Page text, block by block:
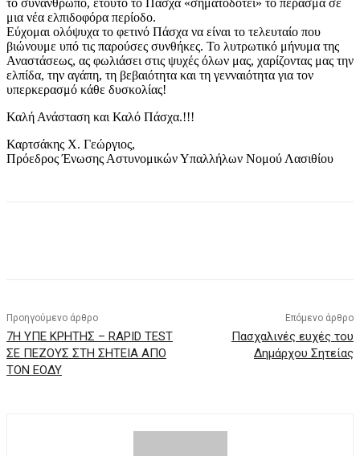
το συνάνθρωπο, ετούτο το Πάσχα «σηματοδοτεί» το πέρασμα σε
μια νέα ελπιδοφόρα περίοδο.
Εύχομαι ολόψυχα το φετινό Πάσχα να είναι το τελευταίο που
βιώνουμε υπό τις παρούσες συνθήκες. Το λυτρωτικό μήνυμα της
Αναστάσεως, ας φωλιάσει στις ψυχές όλων μας, χαρίζοντας μας την
ελπίδα, την αγάπη, τη βεβαιότητα και τη γενναιότητα για τον
υπερκερασμό κάθε δυσκολίας!
Καλή Ανάσταση και Καλό Πάσχα.!!!
Καρτσάκης Χ. Γεώργιος,
Πρόεδρος Ένωσης Αστυνομικών Υπαλλήλων Νομού Λασιθίου
Προηγούμενο άρθρο
7Η ΥΠΕ ΚΡΗΤΗΣ – RAPID TEST
ΣΕ ΠΕΖΟΥΣ ΣΤΗ ΣΗΤΕΙΑ ΑΠΟ
ΤΟΝ ΕΟΔΥ
Επόμενο άρθρο
Πασχαλινές ευχές του
Δημάρχου Σητείας